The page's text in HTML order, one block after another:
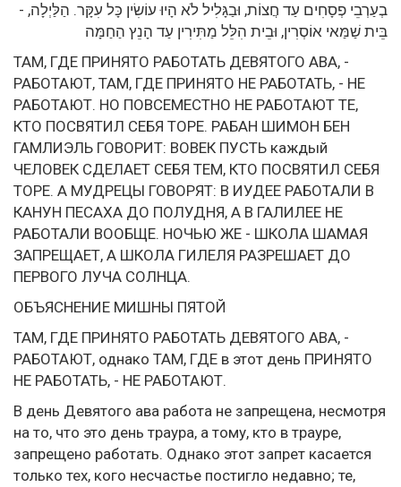
בְעַרְבֵי פְסָחִים עַד חֲצוֹת, וּבַגָּלִיל לֹא הָיוּ עוֹשִׂין כָּל עִקָּר. הַלַּיְלָה, -
בֵּית שַׁמַּאי אוֹסְרִין, וּבֵית הִלֵּל מַתִּירִין עַד הָנֵץ הַחַמָּה
ТАМ, ГДЕ ПРИНЯТО РАБОТАТЬ ДЕВЯТОГО ABA, -
РАБОТАЮТ, ТАМ, ГДЕ ПРИНЯТО НЕ РАБОТАТЬ, - НЕ
РАБОТАЮТ. НО ПОВСЕМЕСТНО НЕ РАБОТАЮТ ТЕ,
КТО ПОСВЯТИЛ СЕБЯ ТОРЕ. РАБАН ШИМОН БЕН
ГАМЛИЭЛЬ ГОВОРИТ: ВОВЕК ПУСТЬ каждый
ЧЕЛОВЕК СДЕЛАЕТ СЕБЯ ТЕМ, КТО ПОСВЯТИЛ СЕБЯ
ТОРЕ. А МУДРЕЦЫ ГОВОРЯТ: В ИУДЕЕ РАБОТАЛИ В
КАНУН ПЕСАХА ДО ПОЛУДНЯ, А В ГАЛИЛЕЕ НЕ
РАБОТАЛИ ВООБЩЕ. НОЧЬЮ ЖЕ - ШКОЛА ШАМАЯ
ЗАПРЕЩАЕТ, А ШКОЛА ГИЛЕЛЯ РАЗРЕШАЕТ ДО
ПЕРВОГО ЛУЧА СОЛНЦА.
ОБЪЯСНЕНИЕ МИШНЫ ПЯТОЙ
ТАМ, ГДЕ ПРИНЯТО РАБОТАТЬ ДЕВЯТОГО ABA, -
РАБОТАЮТ, однако ТАМ, ГДЕ в этот день ПРИНЯТО
НЕ РАБОТАТЬ, - НЕ РАБОТАЮТ.
В день Девятого ава работа не запрещена, несмотря
на то, что это день траура, а тому, кто в трауре,
запрещено работать. Однако этот запрет касается
только тех, кого несчастье постигло недавно; те,